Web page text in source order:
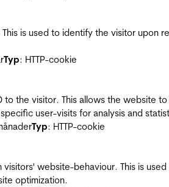
is used to identify the visitor upon
Typ: HTTP-cookie
to the visitor. This allows the website to
user-visits for analysis and
Typ: HTTP-cookie
visitors' website-behaviour. This is
optimization.